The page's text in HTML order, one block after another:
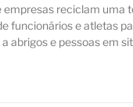
empresas reciclam uma
funcionários e atletas
abrigos e pessoas em